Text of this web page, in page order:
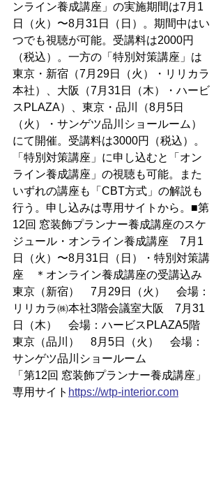
ンライン養成講座」の実施期間は7月1
日（火）〜8月31日（日）。期間中はい
つでも視聴が可能。受講料は2000円
（税込）。一方の「特別対策講座」は
東京・新宿（7月29日（火）・リリカラ
本社）、大阪（7月31日（木）・ハービ
スPLAZA）、東京・品川（8月5日
（火）・サンゲツ品川ショールーム）
にて開催。受講料は3000円（税込）。
「特別対策講座」に申し込むと「オン
ライン養成講座」の視聴も可能。また
いずれの講座も「CBT方式」の解説も
行う。申し込みは専用サイトから。■第
12回 窓装飾プランナー養成講座のスケ
ジュール・オンライン養成講座　7月1
日（火）〜8月31日（日）・特別対策講
座　＊オンライン養成講座の受講込み
東京（新宿）　7月29日（火）　会場：
リリカラ㈱本社3階会議室大阪　7月31
日（木）　会場：ハービスPLAZA5階
東京（品川）　8月5日（火）　会場：
サンゲツ品川ショールーム
「第12回 窓装飾プランナー養成講座」
専用サイト https://wtp-interior.com